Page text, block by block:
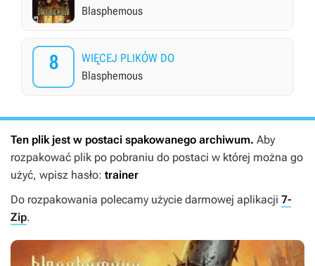
Blasphemous
8
WIĘCEJ PLIKÓW DO
Blasphemous
Ten plik jest w postaci spakowanego archiwum. Aby
rozpakować plik po pobraniu do postaci w której można go
użyć, wpisz hasło: trainer
Do rozpakowania polecamy użycie darmowej aplikacji 7-
Zip.